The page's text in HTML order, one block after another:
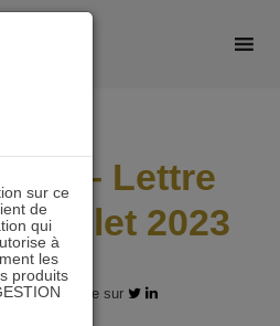
21 – Lettre
Juillet 2023
l'article sur
sur ce
de
qui
à
les
produits